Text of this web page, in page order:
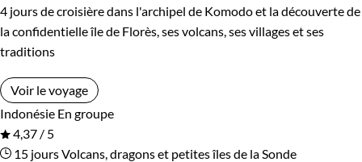
4 jours de croisière dans l'archipel de Komodo et la découverte de
la confidentielle île de Florès, ses volcans, ses villages et ses
traditions
Voir le voyage
Indonésie En groupe
4,37 / 5
15 joursVolcans, dragons et petites îles de la Sonde